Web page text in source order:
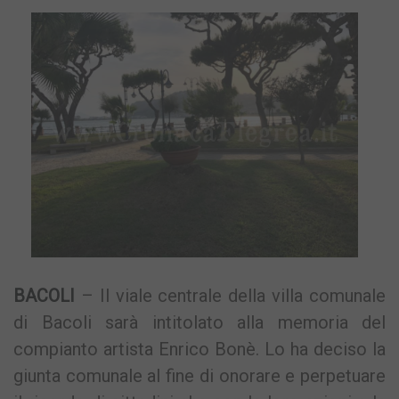
BACOLI
– Il viale centrale della villa comunale
di Bacoli sarà intitolato alla memoria del
compianto artista Enrico Bonè. Lo ha deciso la
giunta comunale al fine di onorare e perpetuare